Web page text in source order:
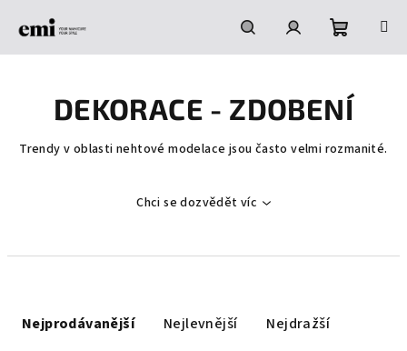
HledatPřihlášeníNákupní
košík
DEKORACE - ZDOBENÍ
Trendy v oblasti nehtové modelace jsou často velmi rozmanité.
Chci se dozvědět víc
Nejprodávanější Nejlevnější Nejdražší